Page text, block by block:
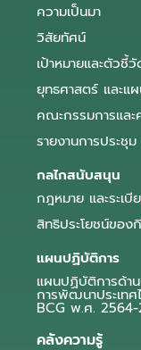
ความเป็นมา
วิสัยทัศน์
เป้าหมายและตัวชี้
ยุทธศาสตร์ และแ
คณะกรรมการแล
รายงานการประชุม
กลไกสนับสนุน
กฎหมาย และระเบี
สิทธิประโยชน์ของ
แผนปฏิบัติการ
แผนปฏิบัติการด้า
การพัฒนาประเทศ
BCG พ.ศ.
คลังความรู้